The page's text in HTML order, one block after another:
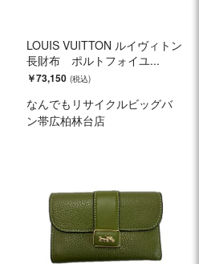
LOUIS VUITTON ルイヴィトン
長財布 ポルトフォイユ...
￥73,150
なんでもリサイクルビッグバ
ン帯広柏林台店